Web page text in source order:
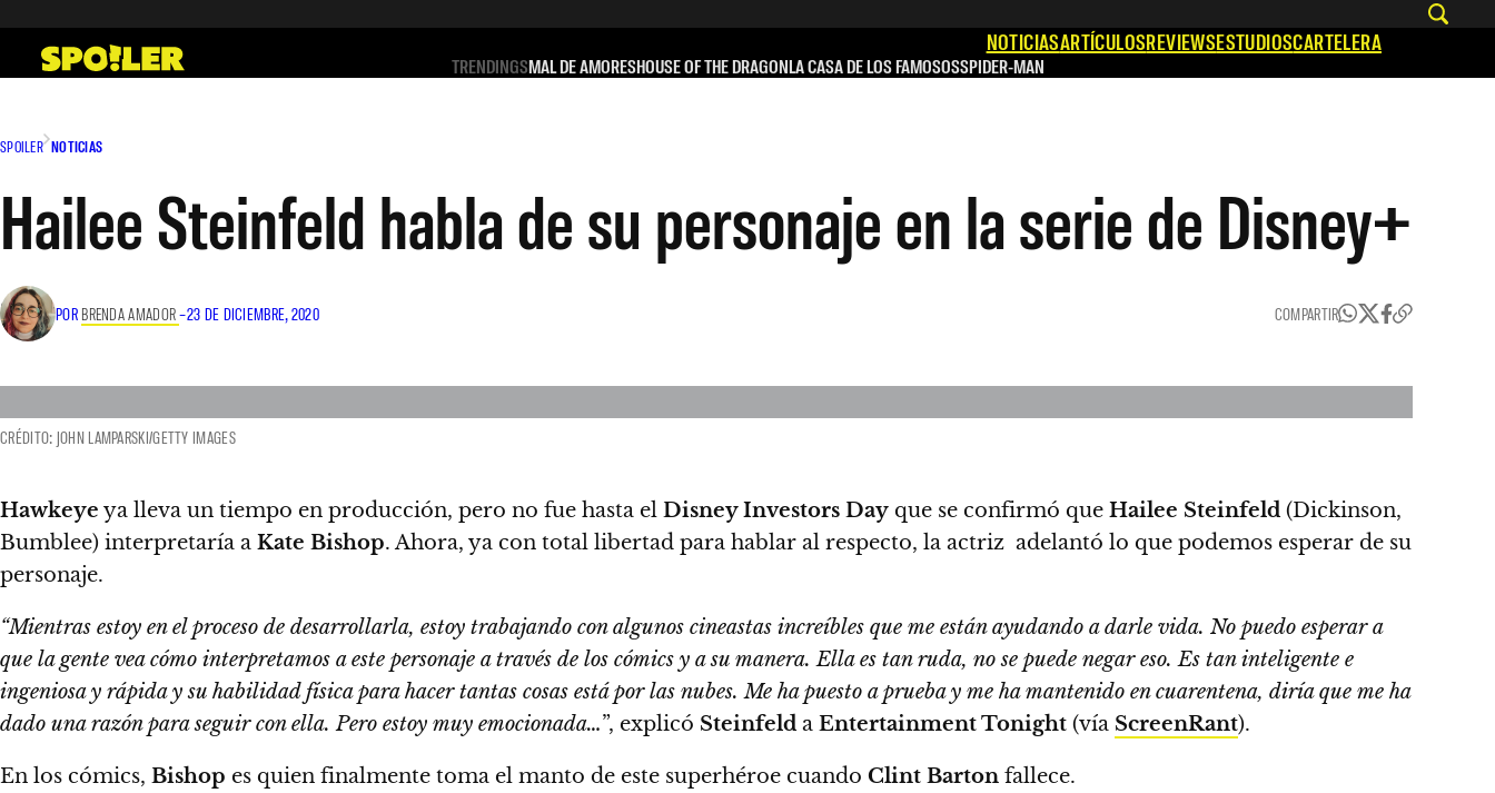
contenido
NOTICIASARTÍCULOSREVIEWSESTUDIOSCARTELERA
TRENDINGSMAL DE AMORESHOUSE OF THE DRAGONLA CASA DE LOS FAMOSOSSPIDER-MAN
SPOILER NOTICIAS
Hailee Steinfeld habla de su personaje en la serie de Disney+
POR BRENDA AMADOR–23 DE DICIEMBRE, 2020 COMPARTIR
CRÉDITO: JOHN LAMPARSKI/GETTY IMAGES
Hawkeye ya lleva un tiempo en producción, pero no fue hasta el Disney Investors Day que se confirmó que Hailee Steinfeld (Dickinson,
Bumblee) interpretaría a Kate Bishop. Ahora, ya con total libertad para hablar al respecto, la actriz adelantó lo que podemos esperar de su
personaje.
“Mientras estoy en el proceso de desarrollarla, estoy trabajando con algunos cineastas increíbles que me están ayudando a darle vida. No puedo esperar a
que la gente vea cómo interpretamos a este personaje a través de los cómics y a su manera. Ella es tan ruda, no se puede negar eso. Es tan inteligente e
ingeniosa y rápida y su habilidad física para hacer tantas cosas está por las nubes. Me ha puesto a prueba y me ha mantenido en cuarentena, diría que me ha
dado una razón para seguir con ella. Pero estoy muy emocionada…”, explicó Steinfeld a Entertainment Tonight (vía ScreenRant).
En los cómics, Bishop es quien finalmente toma el manto de este superhéroe cuando Clint Barton fallece.